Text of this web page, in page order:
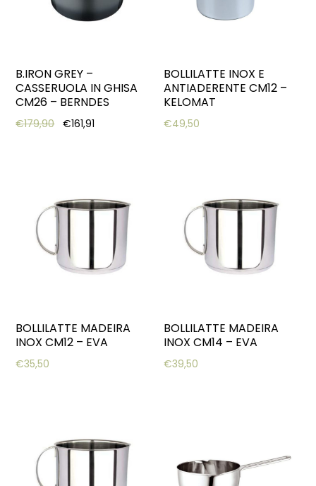
B.IRON GREY –
CASSERUOLA IN GHISA
CM26 – BERNDES
€179,90 Original price was: €179,90.
€161,91 Current price is: €161,91.
BOLLILATTE INOX E
ANTIADERENTE CM12 –
KELOMAT
€49,50
BOLLILATTE MADEIRA
INOX CM12 – EVA
€35,50
BOLLILATTE MADEIRA
INOX CM14 – EVA
€39,50